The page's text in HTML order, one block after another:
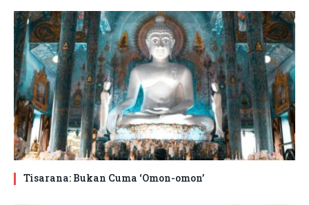
Tisarana: Bukan Cuma ‘Omon-omon’